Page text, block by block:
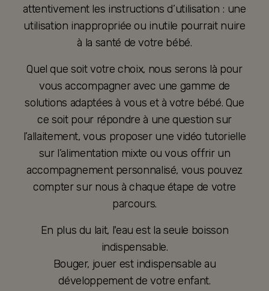
attentivement les instructions d’utilisation : une
utilisation inappropriée ou inutile pourrait nuire
à la santé de votre bébé.
Quel que soit votre choix, nous serons là pour
vous accompagner avec une gamme de
solutions adaptées à vous et à votre bébé. Que
ce soit pour répondre à une question sur
l’allaitement, vous proposer une vidéo tutorielle
sur l’alimentation mixte ou vous offrir un
accompagnement personnalisé, vous pouvez
compter sur nous à chaque étape de votre
parcours.
En plus du lait, l'eau est la seule boisson
indispensable.
Bouger, jouer est indispensable au
développement de votre enfant.